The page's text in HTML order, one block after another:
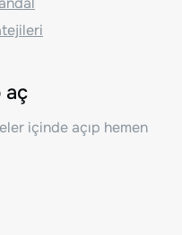
aç
içinde açıp hemen